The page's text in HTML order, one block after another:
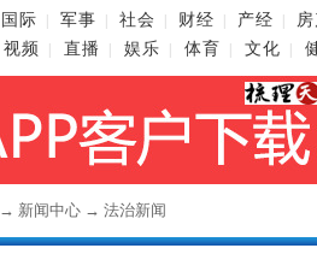
国际 军事 社会 财经 产经
视频 直播 娱乐 体育 文化
→ 新闻中心 → 法治新闻